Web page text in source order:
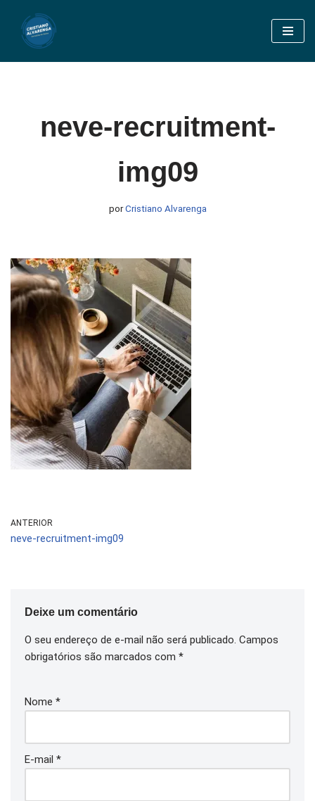
Pular
neve-recruitment-
img09
porCristiano Alvarenga
ANTERIOR
neve-recruitment-img09
Deixe um comentário
O seu endereço de e-mail não será publicado. Campos
obrigatórios são marcados com *
Nome *
E-mail *